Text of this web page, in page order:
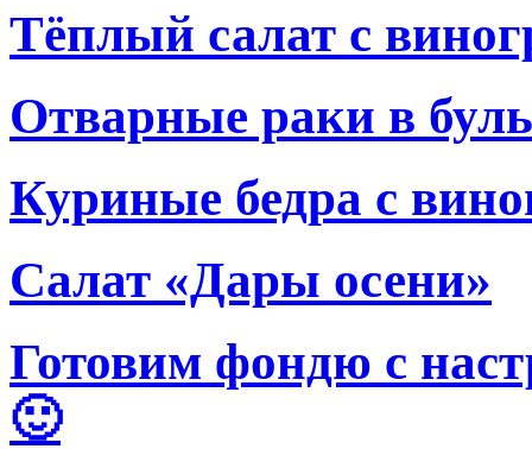
Тёплый салат с
Отварные раки в
Куриные бедра с
Салат «Дары осени»
Готовим фондю с
🙂